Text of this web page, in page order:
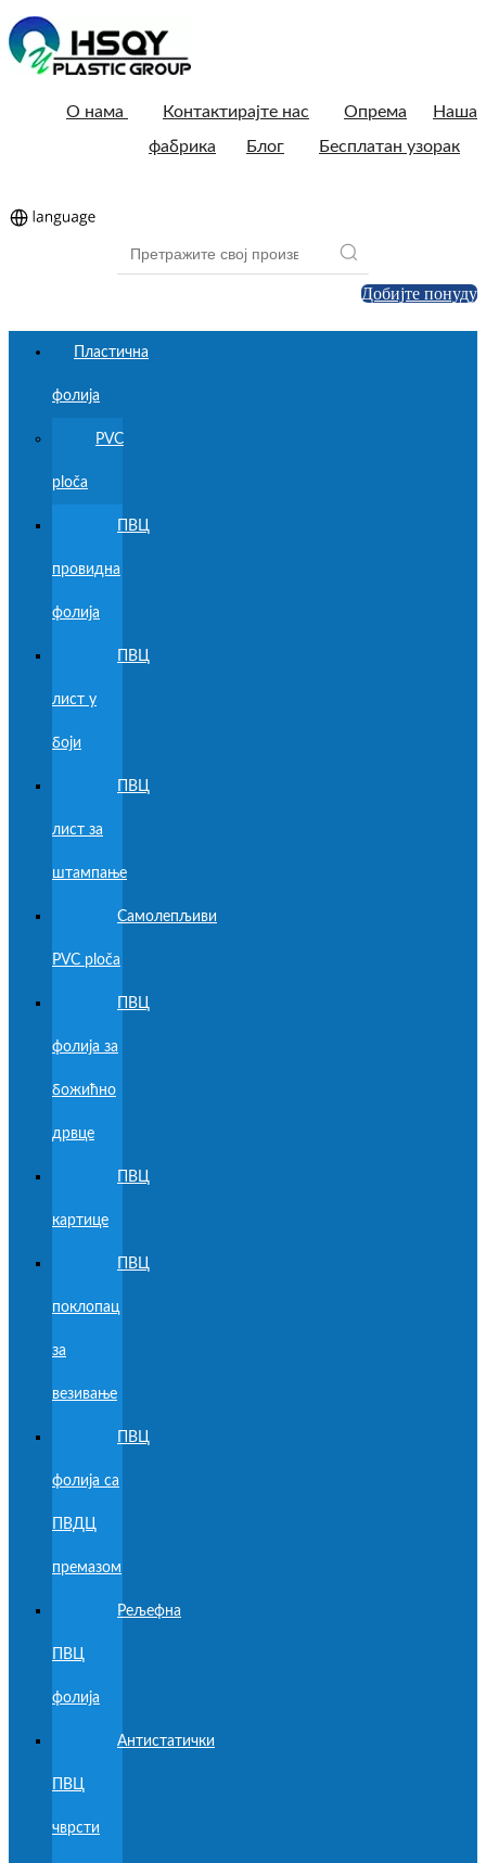
О нама Контактирајте нас Опрема
Наша
фабрика
Блог Бесплатан узорак
Добијте понуду
Пластична
фолија
PVC
ploča
ПВЦ
провидна
фолија
ПВЦ
лист у
боји
ПВЦ
лист за
штампање
Самолепљиви
PVC ploča
ПВЦ
фолија за
божићно
дрвце
ПВЦ
картице
ПВЦ
поклопац
за
везивање
ПВЦ
фолија са
ПВДЦ
премазом
Рељефна
ПВЦ
фолија
Антистатички
ПВЦ
чврсти